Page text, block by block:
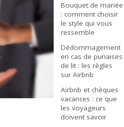
Bouquet de mariée
: comment choisir
le style qui vous
ressemble
Dédommagement
en cas de punaises
de lit : les règles
sur Airbnb
Airbnb et chèques
vacances : ce que
les voyageurs
doivent savoir